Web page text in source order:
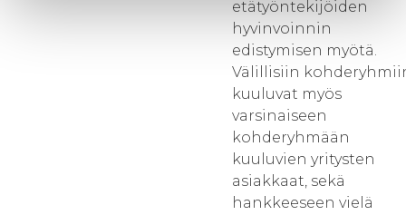
etätyöntekijöiden
hyvinvoinnin
edistymisen myötä.
Välillisiin
kuuluvat myös
varsinaiseen
kohderyhmään
kuuluvien yritysten
asiakkaat, sekä
hankkeeseen vielä